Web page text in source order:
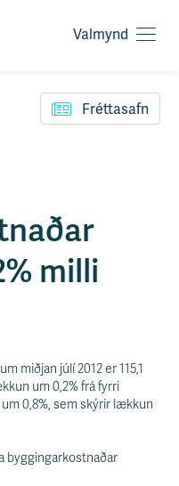
O
v
d
Valmynd
Fréttasafn
milli
miðjan júlí 2012 er 115,1
um 0,2% frá fyrri
0,8%, sem skýrir lækkun
byggingarkostnaðar